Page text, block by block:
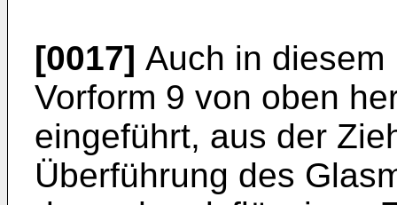
[0017] Auch in
Vorform 9 von oben
eingeführt, aus der
Überführung des